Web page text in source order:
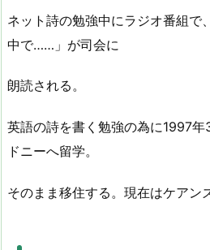
ネット詩の勉強中にラジオ番組で
中で……」が司会に
朗読される。
英語の詩を書く勉強の為に1997
ドニーへ留学。
そのまま移住する。現在はケアン